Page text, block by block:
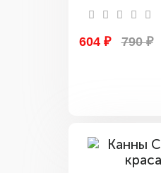
604 ₽ 790 ₽